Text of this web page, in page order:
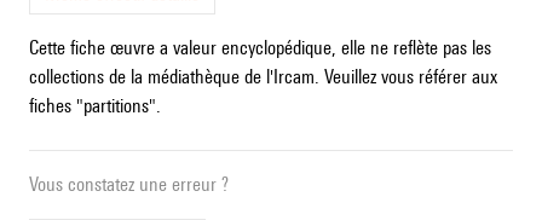
Cette fiche œuvre a valeur encyclopédique, elle ne reflète pas les
collections de la médiathèque de l'Ircam. Veuillez vous référer aux
fiches "partitions".
Vous constatez une erreur ?